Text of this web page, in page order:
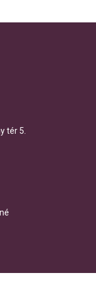
tér 5.